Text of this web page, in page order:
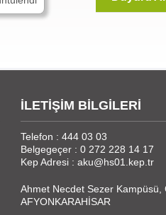
İLETİŞİM BİLGİLERİ
Telefon : 444 03 03
Belgegeçer : 0 272 228 14 17
Kep Adresi : aku@hs01.kep.tr
Ahmet Necdet Sezer Kampüsü,
AFYONKARAHİSAR